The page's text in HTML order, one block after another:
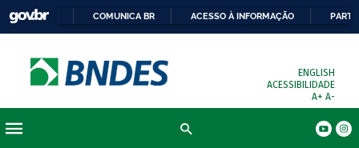
COMUNICA BR ACESSO À INFORMAÇÃO
ENGLISH
ACESSIBILIDADE
A+ A-